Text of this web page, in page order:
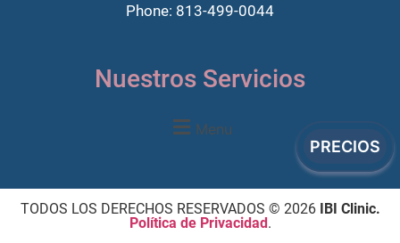
PRECIOS
Phone: 813-499-0044
Nuestros Servicios
Menu
TODOS LOS DERECHOS RESERVADOS © 2026
IBI Clinic.
Política de Privacidad .